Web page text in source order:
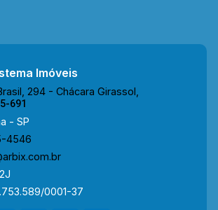
São Vicente e
Pague Menos, a Academia
restaurantes e a UNISAL,
praticidade e qualidade de vida.
com a equipe da Arbix Imóveis
Imóveis
294 - Chácara Girassol,
691
- SP
4546
0001-37